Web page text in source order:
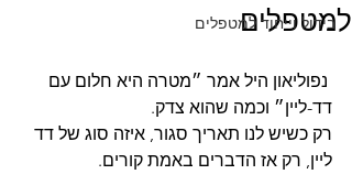
בידול וייחוד למטפלים
למטפלים
נפוליאון היל אמר ״מטרה היא חלום עם
דד-ליין״ וכמה שהוא צדק.
רק כשיש לנו תאריך סגור, איזה סוג של דד
ליין, רק אז הדברים באמת קורים.